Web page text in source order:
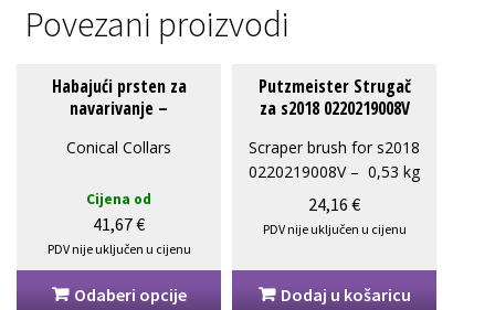
Povezani proizvodi
Habajući prsten za
navarivanje –
Conical Collars
Cijena od
41,67€
PDV nije uključen u cijenu
Odaberi opcije
proizvod
mogu
odabrati
Putzmeister Strugač
za s2018 0220219008V
Scraper brush for s2018
0220219008V – 0,53 kg
24,16€
PDV nije uključen u cijenu
Dodaj u košaricu